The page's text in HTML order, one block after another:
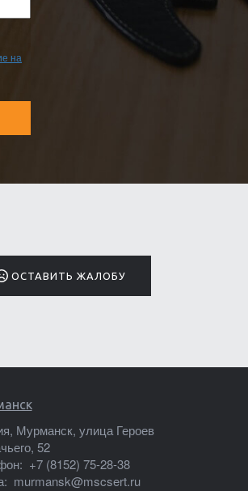
на
ОСТАВИТЬ ЖАЛОБУ
Мурманск, улица Героев
52
+7 (8152) 75-28-38
murmansk@mscsert.ru